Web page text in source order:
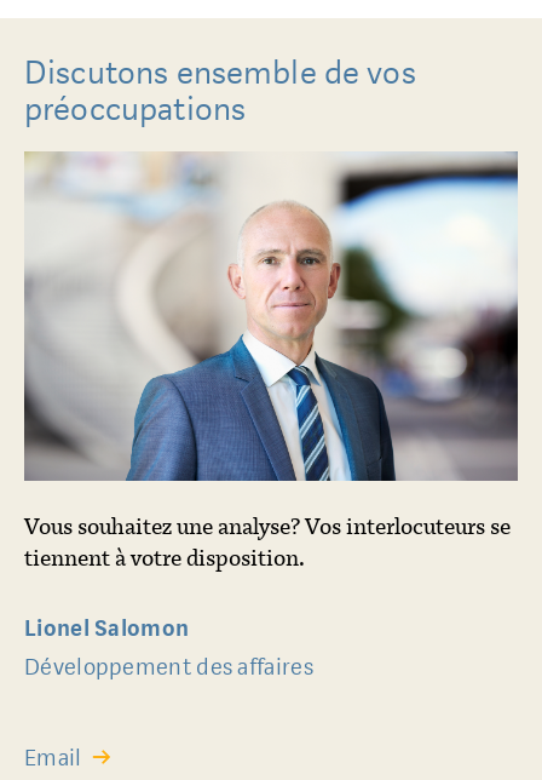
Discutons ensemble de vos
préoccupations
Vous souhaitez une analyse? Vos interlocuteurs se
tiennent à votre disposition.
Lionel Salomon
Développement des affaires
Email